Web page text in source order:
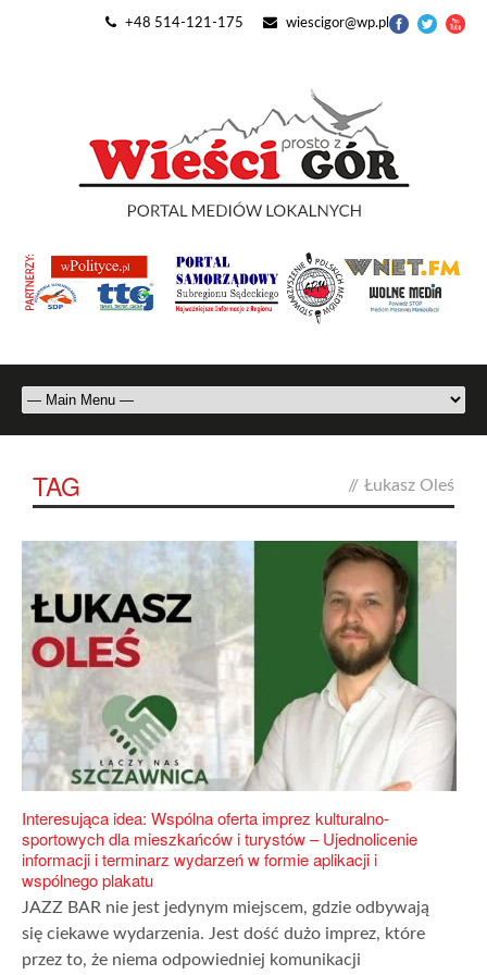
+48 514-121-175 wiescigor@wp.pl
TAG // Łukasz Oleś
Interesująca idea: Wspólna oferta imprez kulturalno-
sportowych dla mieszkańców i turystów – Ujednolicenie
informacji i terminarz wydarzeń w formie aplikacji i
wspólnego plakatu
JAZZ BAR nie jest jedynym miejscem, gdzie odbywają
się ciekawe wydarzenia. Jest dość dużo imprez, które
przez to, że niema odpowiedniej komunikacji